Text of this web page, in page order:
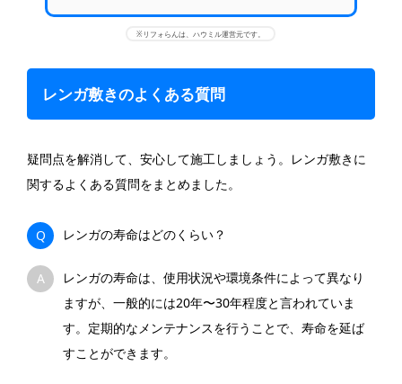
※リフォらんは、ハウミル運営元です。
レンガ敷きのよくある質問
疑問点を解消して、安心して施工しましょう。レンガ敷きに
関するよくある質問をまとめました。
Q レンガの寿命はどのくらい？
A
レンガの寿命は、使用状況や環境条件によって異なり
ますが、一般的には20年〜30年程度と言われていま
す。定期的なメンテナンスを行うことで、寿命を延ば
すことができます。